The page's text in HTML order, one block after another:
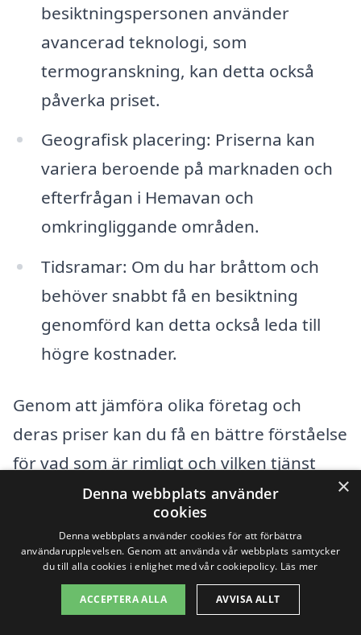
besiktningspersonen använder
avancerad teknologi, som
termogranskning, kan detta också
påverka priset.
Geografisk placering: Priserna kan
variera beroende på marknaden och
efterfrågan i Hemavan och
omkringliggande områden.
Tidsramar: Om du har bråttom och
behöver snabbt få en besiktning
genomförd kan detta också leda till
högre kostnader.
Genom att jämföra olika företag och
deras priser kan du få en bättre förståelse
för vad som är rimligt och vilken tjänst
som bäst passar dina behov. Att samla in
erbjudanden från flera olika aktörer kan
hjälpa dig att hitta en bra kombination av
kvalitet och pris när det gäller
husbesiktning i Hemavan. Att välja rätt
×
Denna webbplats använder
cookies
Denna webbplats använder cookies för att förbättra
användarupplevelsen. Genom att använda vår webbplats samtycker
du till alla cookies i enlighet med vår cookiepolicy. Läs mer
ACCEPTERA ALLA AVVISA ALLT